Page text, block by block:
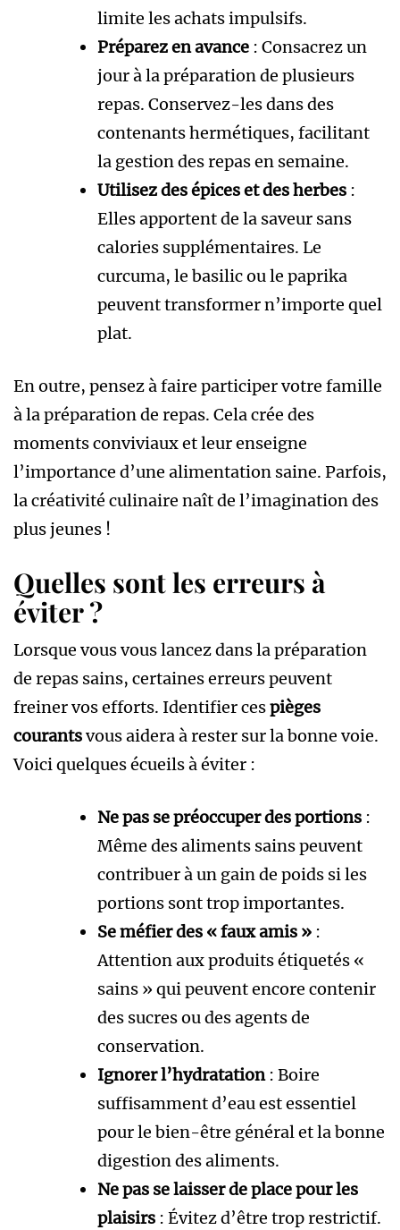
limite les achats impulsifs.
Préparez en avance : Consacrez un
jour à la préparation de plusieurs
repas. Conservez-les dans des
contenants hermétiques, facilitant
la gestion des repas en semaine.
Utilisez des épices et des herbes :
Elles apportent de la saveur sans
calories supplémentaires. Le
curcuma, le basilic ou le paprika
peuvent transformer n’importe quel
plat.
En outre, pensez à faire participer votre famille
à la préparation de repas. Cela crée des
moments conviviaux et leur enseigne
l’importance d’une alimentation saine. Parfois,
la créativité culinaire naît de l’imagination des
plus jeunes !
Quelles sont les erreurs à
éviter ?
Lorsque vous vous lancez dans la préparation
de repas sains, certaines erreurs peuvent
freiner vos efforts. Identifier cespièges
courantsvous aidera à rester sur la bonne voie.
Voici quelques écueils à éviter :
Ne pas se préoccuper des portions :
Même des aliments sains peuvent
contribuer à un gain de poids si les
portions sont trop importantes.
Se méfier des « faux amis » :
Attention aux produits étiquetés «
sains » qui peuvent encore contenir
des sucres ou des agents de
conservation.
Ignorer l’hydratation: Boire
suffisamment d’eau est essentiel
pour le bien-être général et la bonne
digestion des aliments.
Ne pas se laisser de place pour les
plaisirs : Évitez d’être trop restrictif.